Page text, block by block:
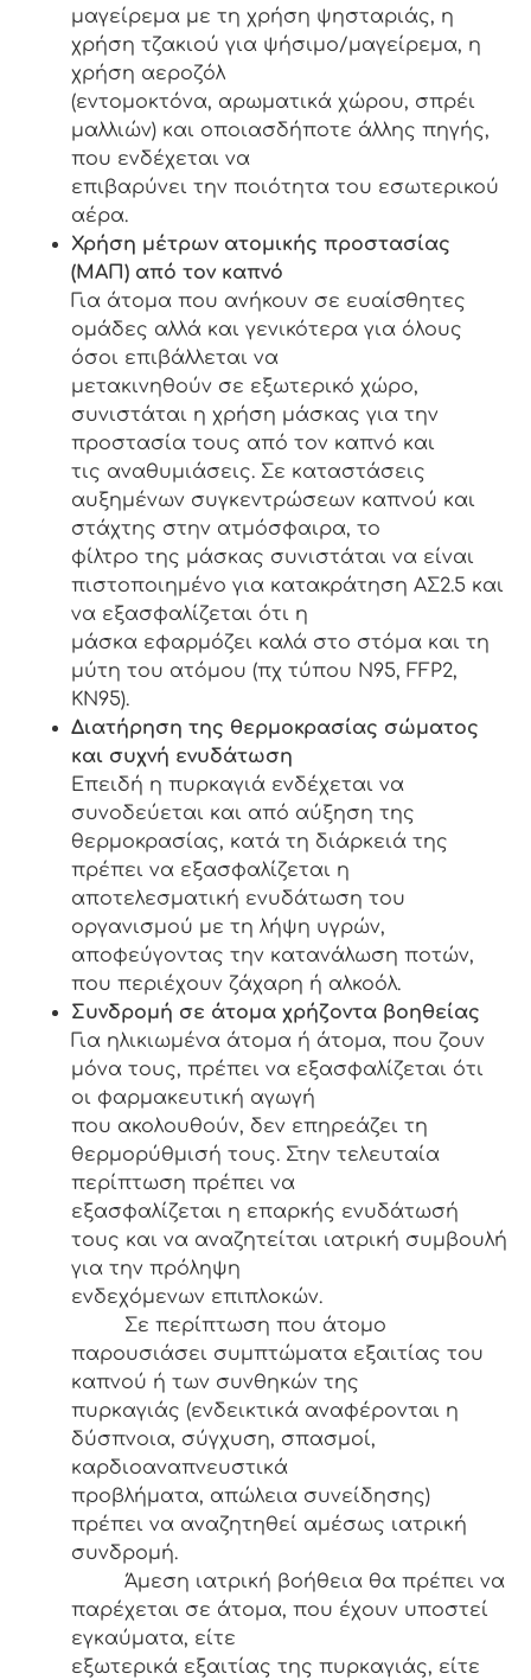
μαγείρεμα με τη χρήση ψησταριάς, η
χρήση τζακιού για ψήσιμο/μαγείρεμα, η
χρήση αεροζόλ
(εντομοκτόνα, αρωματικά χώρου, σπρέι
μαλλιών) και οποιασδήποτε άλλης πηγής,
που ενδέχεται να
επιβαρύνει την ποιότητα του εσωτερικού
αέρα.
Χρήση μέτρων ατομικής προστασίας
(ΜΑΠ) από τον καπνό
Για άτομα που ανήκουν σε ευαίσθητες
ομάδες αλλά και γενικότερα για όλους
όσοι επιβάλλεται να
μετακινηθούν σε εξωτερικό χώρο,
συνιστάται η χρήση μάσκας για την
προστασία τους από τον καπνό και
τις αναθυμιάσεις. Σε καταστάσεις
αυξημένων συγκεντρώσεων καπνού και
στάχτης στην ατμόσφαιρα, το
φίλτρο της μάσκας συνιστάται να είναι
πιστοποιημένο για κατακράτηση ΑΣ2.5 και
να εξασφαλίζεται ότι η
μάσκα εφαρμόζει καλά στο στόμα και τη
μύτη του ατόμου (πχ τύπου Ν95, FFP2,
ΚΝ95).
Διατήρηση της θερμοκρασίας σώματος
και συχνή ενυδάτωση
Επειδή η πυρκαγιά ενδέχεται να
συνοδεύεται και από αύξηση της
θερμοκρασίας, κατά τη διάρκειά της
πρέπει να εξασφαλίζεται η
αποτελεσματική ενυδάτωση του
οργανισμού με τη λήψη υγρών,
αποφεύγοντας την κατανάλωση ποτών,
που περιέχουν ζάχαρη ή αλκοόλ.
Συνδρομή σε άτομα χρήζοντα βοηθείας
Για ηλικιωμένα άτομα ή άτομα, που ζουν
μόνα τους, πρέπει να εξασφαλίζεται ότι
οι φαρμακευτική αγωγή
που ακολουθούν, δεν επηρεάζει τη
θερμορύθμισή τους. Στην τελευταία
περίπτωση πρέπει να
εξασφαλίζεται η επαρκής ενυδάτωσή
τους και να αναζητείται ιατρική συμβουλή
για την πρόληψη
ενδεχόμενων επιπλοκών.
Σε περίπτωση που άτομο
παρουσιάσει συμπτώματα εξαιτίας του
καπνού ή των συνθηκών της
πυρκαγιάς (ενδεικτικά αναφέρονται η
δύσπνοια, σύγχυση, σπασμοί,
καρδιοαναπνευστικά
προβλήματα, απώλεια συνείδησης)
πρέπει να αναζητηθεί αμέσως ιατρική
συνδρομή.
Άμεση ιατρική βοήθεια θα πρέπει να
παρέχεται σε άτομα, που έχουν υποστεί
εγκαύματα, είτε
εξωτερικά εξαιτίας της πυρκαγιάς, είτε